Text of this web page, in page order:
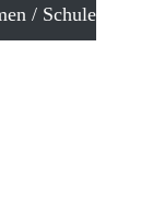
/ Schule